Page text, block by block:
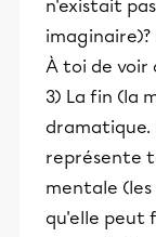
n'existait
À toi de voir
3) La fin (la
dramatique.
représente
mentale (les
qu'elle peut